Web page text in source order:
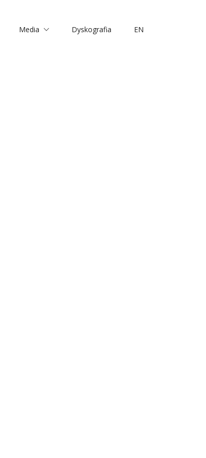
Media Dyskografia EN